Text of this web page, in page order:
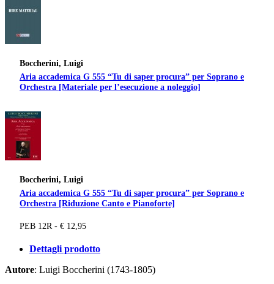
Boccherini, Luigi
Aria accademica G 555 “Tu di saper procura” per Soprano e
Orchestra [Materiale per l’esecuzione a noleggio]
Boccherini, Luigi
Aria accademica G 555 “Tu di saper procura” per Soprano e
Orchestra [Riduzione Canto e Pianoforte]
PEB 12R - € 12,95
Dettagli prodotto
Autore: Luigi Boccherini (1743-1805)